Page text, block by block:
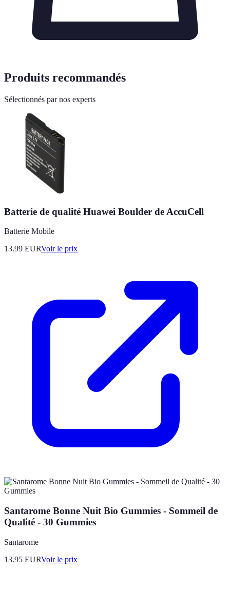
Produits recommandés
Sélectionnés par nos experts
Batterie de qualité Huawei Boulder de AccuCell
Batterie Mobile
13.99 EURVoir le prix
Santarome Bonne Nuit Bio Gummies - Sommeil de
Qualité - 30 Gummies
Santarome
13.95 EURVoir le prix